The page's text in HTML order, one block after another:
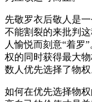
先敬罗衣后敬人是
不能割裂的来批判
人愉悦而刻意“着罗
权的同时获得最大
数人优先选择了物权
如何在优先选择物